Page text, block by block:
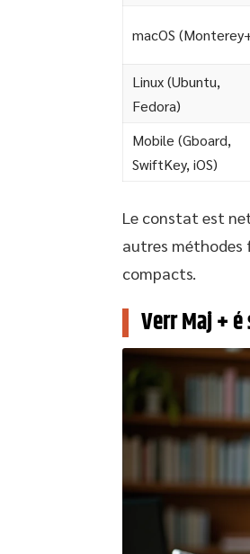
macOS
Linux (Ubuntu,
Fedora)
Mobile (Gboard,
SwiftKey, iOS)
Le constat est
autres méthodes
compacts.
Verr Maj +